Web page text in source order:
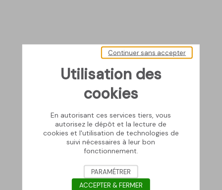
Utilisation des
cookies
En autorisant ces services tiers, vous
autorisez le dépôt et la lecture de
cookies et l'utilisation de technologies de
suivi nécessaires à leur bon
fonctionnement.
Continuer sans accepter
PARAMÉTRER
ACCEPTER & FERMER